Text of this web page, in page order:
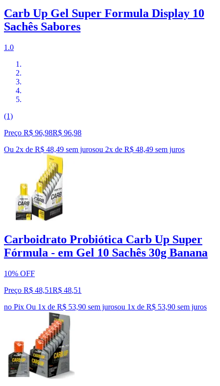
Carb Up Gel Super Formula Display 10
Sachês Sabores
1.0
(1)
Preço R$ 96,98R$ 96,98
Ou 2x de R$ 48,49 sem jurosou 2x de R$ 48,49 sem juros
Carboidrato Probiótica Carb Up Super
Fórmula - em Gel 10 Sachês 30g Banana
10% OFF
Preço R$ 48,51R$ 48,51
no Pix Ou 1x de R$ 53,90 sem jurosou 1x de R$ 53,90 sem juros